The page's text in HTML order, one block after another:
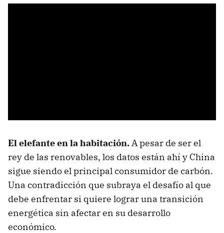
El elefante en la habitación.A pesar de ser el
rey de las renovables, los datos están ahí y China
sigue siendo el principal consumidor de carbón.
Una contradicción que subraya el desafío al que
debe enfrentar si quiere lograr una transición
energética sin afectar en su desarrollo
económico.